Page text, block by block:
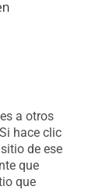
a otros
hace clic
de ese
que
que